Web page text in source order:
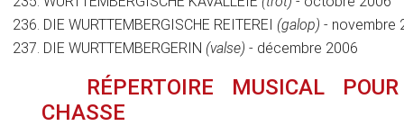
DIE WURTTEMBERGISCHE REITEREI (galop) - novembre
DIE WURTTEMBERGERIN (valse) - décembre 2006
RÉPERTOIRE MUSICAL
CHASSE